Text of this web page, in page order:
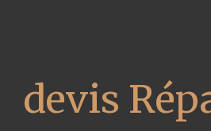
devis